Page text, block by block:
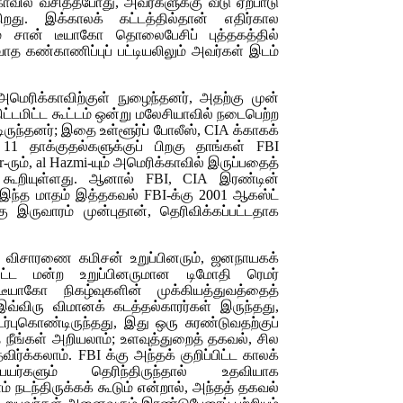
இக்காலக் கட்டத்தில்தான் எதிர்கால
சான் டீயாகோ தொலைபேசிப் புத்தகத்தில்
கண்காணிப்புப் பட்டியலிலும் அவர்கள் இடம்
நுழைந்தனர், அதற்கு முன்
கூட்டம் ஒன்று மலேசியாவில் நடைபெற்ற
இதை உள்ளூர்ப் போலீஸ், CIA க்காகக்
தாக்குதல்களுக்குப் பிறகு தாங்கள் FBI
-ரும், al Hazmi-யும் அமெரிக்காவில் இருப்பதைத்
ஆனால் FBI, CIA
இரண்டின்
இந்த மாதம் இத்தகவல் FBI-க்கு 2001 ஆகஸ்ட்
இருவாரம் முன்புதான், தெரிவிக்கப்பட்டதாக
கமிசன் உறுப்பினரும், ஜனநாயகக்
மன்ற உறுப்பினருமான டிமோதி ரெமர்
நிகழ்வுகளின் முக்கியத்துவத்தைத்
விமானக் கடத்தல்காரர்கள் இருந்தது,
இது ஒரு சுரண்டுவதற்குப்
நீங்கள் அறியலாம்; உளவுத்துறைத் தகவல், சில
FBIக்கு அந்தக் குறிப்பிட்ட காலக்
தெரிந்திருந்தால் உதவியாக
நடந்திருக்கக் கூடும் என்றால், அந்தத் தகவல்